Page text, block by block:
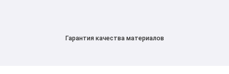
Гарантия качества материалов